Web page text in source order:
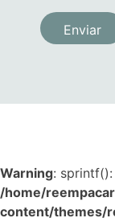
Warning:
/home/
content/themes/